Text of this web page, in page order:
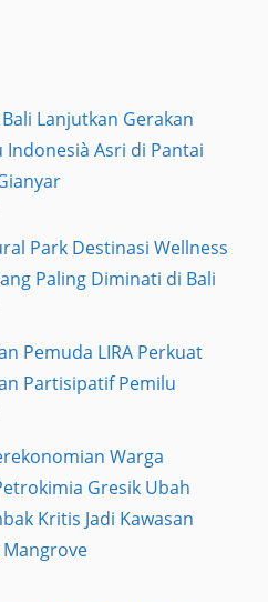
Lanjutkan Gerakan
Indonesià Asri di Pantai
Park Destinasi Wellness
Paling Diminati di Bali
Pemuda LIRA Perkuat
Partisipatif Pemilu
Warga
Gresik Ubah
Kritis Jadi Kawasan